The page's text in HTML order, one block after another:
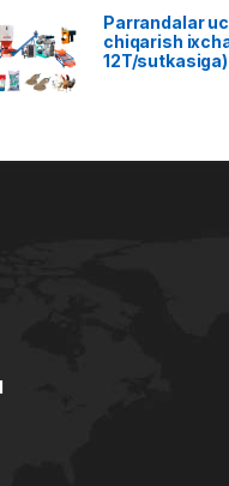
Parrandalar
chiqarish
12T/sutkasiga)